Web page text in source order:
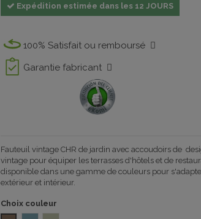
Expédition estimée dans les 12 JOURS
100% Satisfait ou remboursé
Garantie fabricant
Fauteuil vintage CHR de jardin avec accoudoirs de
vintage pour équiper les terrasses d'hôtels et de
disponible dans une gamme de couleurs pour
extérieur et intérieur.
Choix couleur